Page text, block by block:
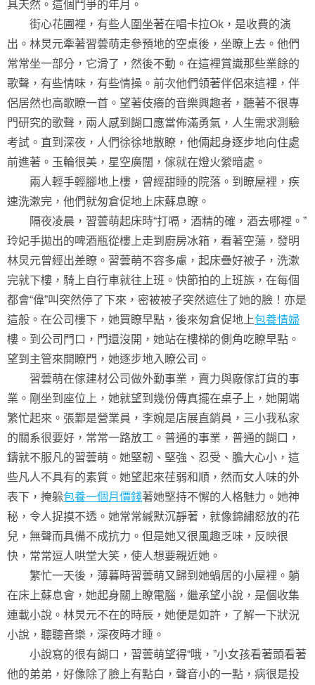
具天然。這個鬥爭的年月。
街心花圃裡，有些人圍坐著在唱卡拉Ok，是收費的演
出。林炅元牽著習蕓萌走參預地的空桌後，坐瞭上去。他們
常常坐一部分，它滑了，然後不動。在這裡賞識那些業餘的
歌聲，有些情味，有些情操。前次他們領著伴侶來這裡，伴
侶居然也高歌瞭一首。望著伎癢的音樂興趣者，聽著不很專
門研究的歌聲，兩人感到餬口應當佈滿勇氣，人生需求測驗
考試。直到深夜，人們徐徐地散瞭，他倆起身逐步地向住處
前進著。玉輪很美，星空廣闊，傢就在燈火縈暗處。
兩人輕手輕腳地上樓，曾經甜睡的院落。到瞭屋裡，疾
速洗漱完，他們就匆倉促地上床蘇息瞭。
隔夜凌晨，習蕓萌起床時“打嗝，酒精的確，酒去哪裡。”
玲妃手拋出的啤酒瓶從樓上走到廚房冰箱，看著空蕩，發明
林炅元曾經出差瞭。習蕓萌不容多慮，起床疊好被子，洗漱
完就下樓，騎上自行車就往上班。快節拍的上班族，在每個
都會“偉”叫突然停了下來，密被被子突然遮住了她的臉！亦是
這般。在公司樓下，她買瞭早點，後來匆倉促地上包養情婦
樓。到公司門口，門還沒開，她站在樓梯的側角吃瞭早點。
望到主管來開瞭門，她逐步地入瞭公司。
習蕓萌在傢建材公司做外勤事業，賣力與廠傢訂貨的事
業。剛坐到座位上，她就望到幾份傳真擺在桌子上，她開端
繁忙起來。張鄴是營業員，李婉是店展直銷員，三小我私家
的關系很要好，常常一路放工。普通的事業，普通的餬口，
鑄就不服凡的習蕓萌。她堅韌、堅強、忍受、膽大心小，這
些凡人不具有的素質。她望起來荏弱和順，然而女人味的外
表下，掩躲包養一個月價錢著她堅持不懈的人格魅力。她神
秘，令人捉摸不透。她常常緘默沉靜著，就像錦繡怒放的花
兒，無聲而具備不成抗力。但是她又很風趣乏味，反映很
快，常常逗人哄堂大笑，使人想要親近她。
繁忙一天後，薄暮時習蕓萌又歸到她蝸居的小屋裡。躺
在床上蘇息會，她起身關上瞭電腦，繼承望小說，是個收集
連載小說。林炅元不在的時辰，她便是如許，了解一下狀況
小說，聽聽音樂，深夜時才睡。
小說寫的很有餬口，習蕓萌望得“哦，”小女孩看著頭看著
他的弟弟，好像除了臉上有點白，聲音小的一點，病很是投